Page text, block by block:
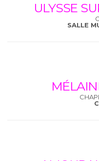
ULYSSE
SALLE